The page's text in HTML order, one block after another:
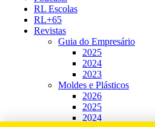
RL Escolas
RL+65
Revistas
Guia do Empresário
2025
2024
2023
Moldes e Plásticos
2026
2025
2024